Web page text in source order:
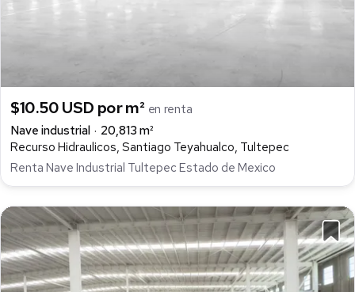
$10.50 USD por m² en renta
Nave industrial
20,813 m²
Recurso Hidraulicos, Santiago Teyahualco, Tultepec
Renta Nave Industrial Tultepec Estado de Mexico